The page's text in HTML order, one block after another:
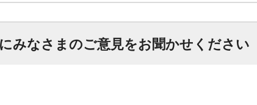
みなさまのご意見をお聞かせください